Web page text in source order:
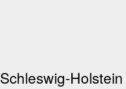
Schleswig-